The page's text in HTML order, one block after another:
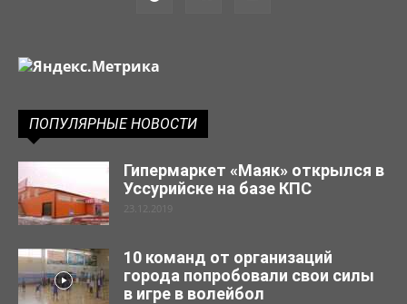
ПОПУЛЯРНЫЕ НОВОСТИ
Гипермаркет «Маяк» открылся в
Уссурийске на базе КПС
23.12.2019
10 команд от организаций
города попробовали свои силы
в игре в волейбол